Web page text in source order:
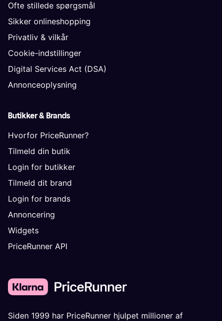
Ofte stillede spørgsmål
Sikker onlineshopping
Privatliv & vilkår
Cookie-indstillinger
Digital Services Act (DSA)
Annonceoplysning
Butikker & Brands
Hvorfor PriceRunner?
Tilmeld din butik
Login for butikker
Tilmeld dit brand
Login for brands
Annoncering
Widgets
PriceRunner API
Siden 1999 har PriceRunner hjulpet millioner af